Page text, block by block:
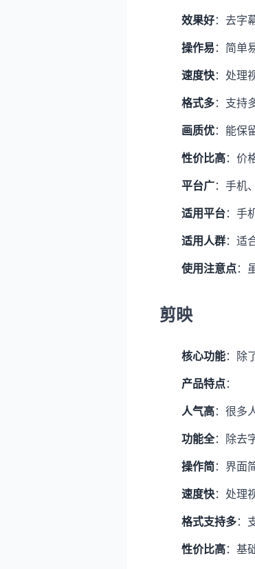
效果好：去字
操作易 ：简单
速度快：处理
格式多：支持
画质优：能保
性价比高：价
平台广：手机
适用平台：手
适用人群：适
使用注意点：
剪映
核心功能：除
产品特点：
人气高：很多
功能全：除去
操作简：界面
速度快：处理
格式支持多：
性价比高：基